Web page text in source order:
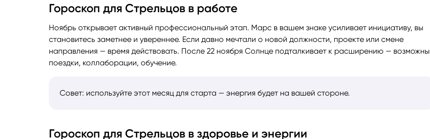
Гороскоп для Стрельцов в работе
Ноябрь открывает активный профессиональный этап. Марс в вашем знаке усиливает инициативу, вы
становитесь заметнее и увереннее. Если давно мечтали о новой должности, проекте или смене
направления — время действовать. После 22 ноября Солнце подталкивает к расширению — возможны
поездки, коллаборации, обучение.
Совет: используйте этот месяц для старта — энергия будет на вашей стороне.
Гороскоп для Стрельцов в здоровье и энергии